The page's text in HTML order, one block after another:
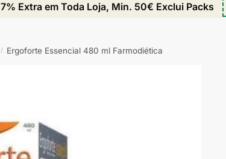
7% Extra em Toda Loja, Min. 50€ Exclui Packs
/ Ergoforte Essencial 480 ml Farmodiética